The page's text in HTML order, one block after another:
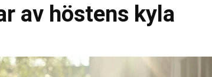
av höstens kyla